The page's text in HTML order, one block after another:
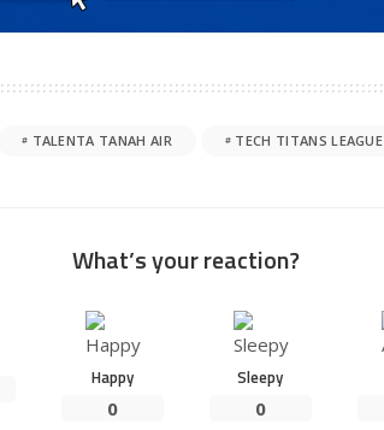
TALENTA TANAH AIR TECH TITANS LEAGUE
What’s your reaction?
Happy
0
Sleepy
0